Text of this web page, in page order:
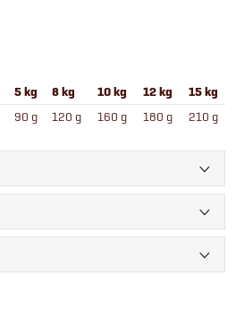
5 kg 8 kg 10 kg 12 kg 15 kg
90 g 120 g 160 g 180 g 210 g